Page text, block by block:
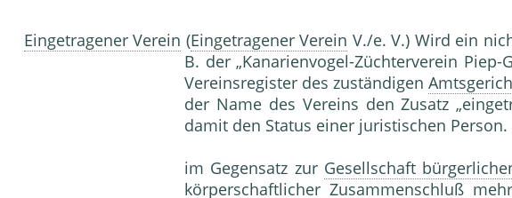
Eingetragener Verein (Eingetragener Verein V./e. V.) Wird ein
B. der „Kanarienvogel-Züchterverein
Vereinsregister des zuständigen
der Name des Vereins den Zusatz
damit den Status einer juristischen Person.
im Gegensatz zur Gesellschaft
körperschaftlicher Zusammenschluß